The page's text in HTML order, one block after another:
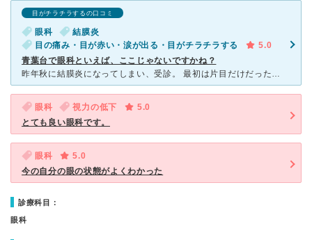
目がチラチラするの口コミ
眼科
結膜炎
目の痛み・目が赤い・涙が出る・目がチラチラする
5.0
青葉台で眼科といえば、ここじゃないですかね？
昨年秋に結膜炎になってしまい、受診。 最初は片目だけだったんですが、「これ、もう片方の目もなりますよ」と言われ、脅さないで～と思いましたが、案の定もう片方の目も結膜炎に・・・。 しかし治療や投
眼科 視力の低下
5.0
とても良い眼科です。
眼科
5.0
今の自分の眼の状態がよくわかった
診療科目：
眼科